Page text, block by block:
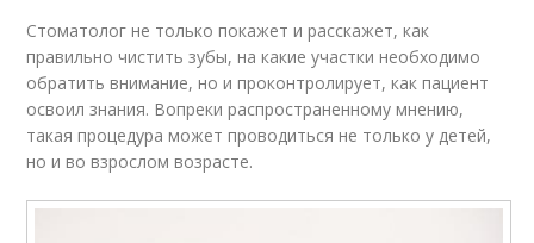
Стоматолог не только покажет и расскажет, как
правильно чистить зубы, на какие участки необходимо
обратить внимание, но и проконтролирует, как пациент
освоил знания. Вопреки распространенному мнению,
такая процедура может проводиться не только у детей,
но и во взрослом возрасте.